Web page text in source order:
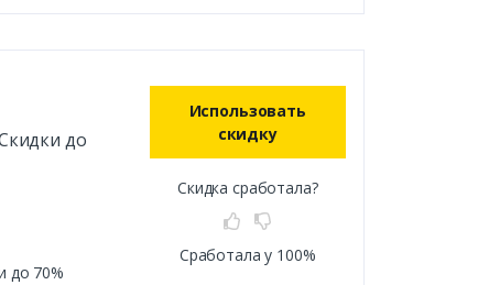
до
до 70%
Использовать
скидку
Скидка сработала?
Сработала у 100%